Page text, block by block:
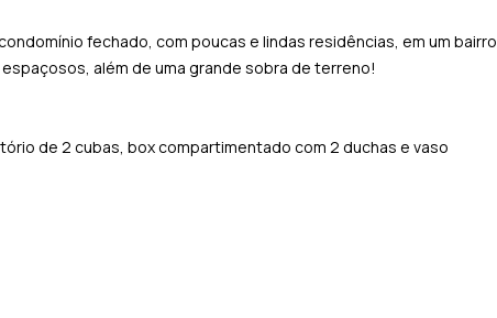
fechado, com poucas e lindas residências, em um bairro
além de uma grande sobra de terreno!
de 2 cubas, box compartimentado com 2 duchas e vaso